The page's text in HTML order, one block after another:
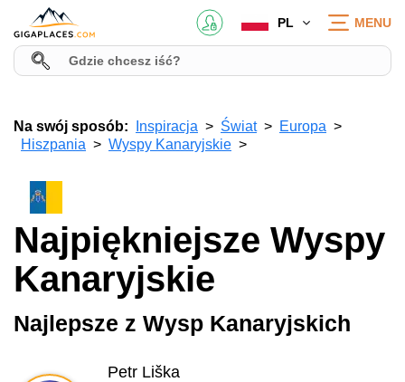
PL MENU
Na swój sposób: Inspiracja Świat
Europa
Hiszpania
Wyspy Kanaryjskie
Najpiękniejsze Wyspy
Kanaryjskie
Najlepsze z Wysp Kanaryjskich
Petr Liška